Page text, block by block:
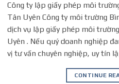
Công ty lập giấy phép môi
Tân Uyên Công ty môi trường
dịch vụ lập giấy phép môi
Uyên . Nếu quý doanh nghiệp
vị tư vấn chuyên nghiệp, uy tín
CONTINUE